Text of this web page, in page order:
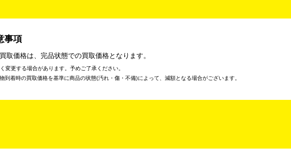
事項
取価格は、完品状態での買取価格となります。
変更する場合があります。予めご了承ください。
到着時の買取価格を基準に商品の状態(汚れ・傷・不備)によって、減額となる場合がございます。